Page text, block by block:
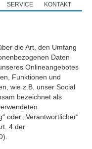
SERVICE KONTAKT
die Art, den Umfang
Daten
Onlineangebotes
Funktionen und
wie z.B. unser Social
bezeichnet als
oder „Verantwortlicher“
4 der